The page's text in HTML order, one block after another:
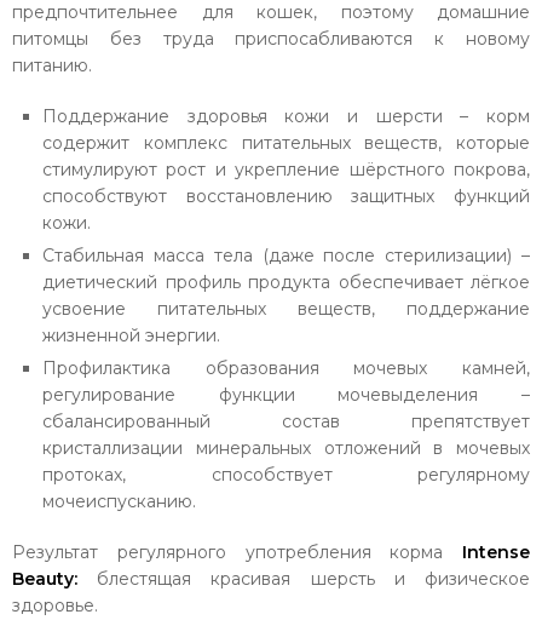
предпочтительнее для кошек, поэтому домашние
питомцы без труда приспосабливаются к новому
питанию.
Поддержание здоровья кожи и шерсти – корм
содержит комплекс питательных веществ, которые
стимулируют рост и укрепление шёрстного покрова,
способствуют восстановлению защитных функций
кожи.
Стабильная масса тела (даже после стерилизации) –
диетический профиль продукта обеспечивает лёгкое
усвоение питательных веществ, поддержание
жизненной энергии.
Профилактика образования мочевых камней,
регулирование функции мочевыделения –
сбалансированный состав препятствует
кристаллизации минеральных отложений в мочевых
протоках, способствует регулярному
мочеиспусканию.
Результат регулярного употребления корма Intense
Beauty: блестящая красивая шерсть и физическое
здоровье.